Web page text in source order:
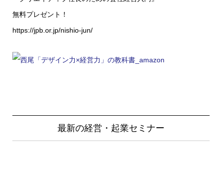
無料プレゼント！
https://jpb.or.jp/nishio-jun/
最新の経営・起業セミナー